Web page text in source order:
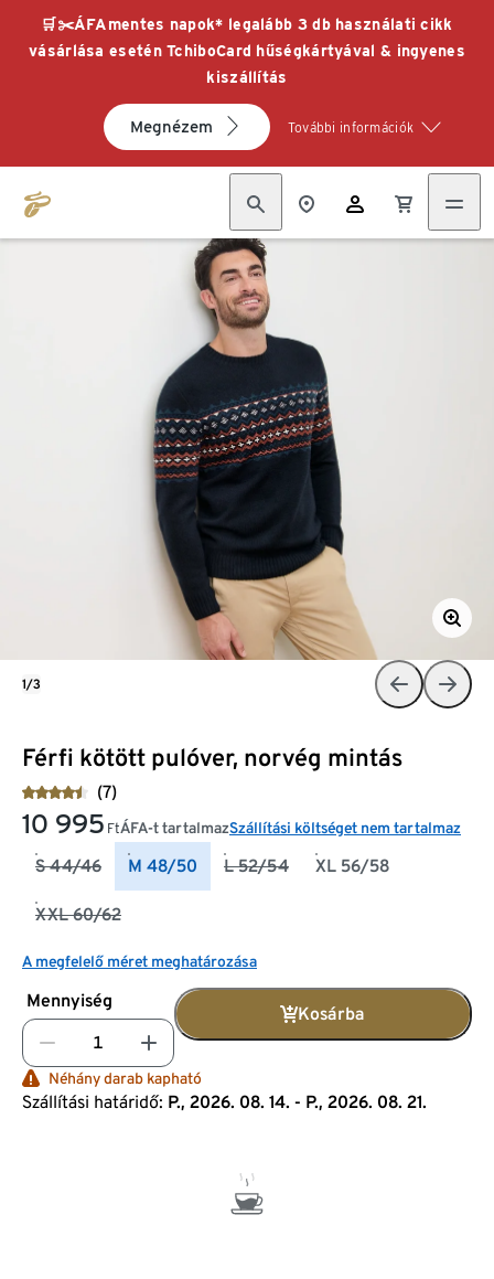
🛒✂️ÁFAmentes napok* legalább 3 db használati cikk
vásárlása esetén TchiboCard hűségkártyával & ingyenes
kiszállítás
Megnézem További információk
Férfi kötött pulóver, norvég mintás
(7)
10 995 FtÁFA-t tartalmazSzállítási költséget nem tartalmaz
S 44/46 M 48/50 L 52/54 XL 56/58
XXL 60/62
A megfelelő méret meghatározása
Mennyiség
Kosárba
Néhány darab kapható
Szállítási határidő: P., 2026. 08. 14. - P., 2026. 08. 21.
1/3